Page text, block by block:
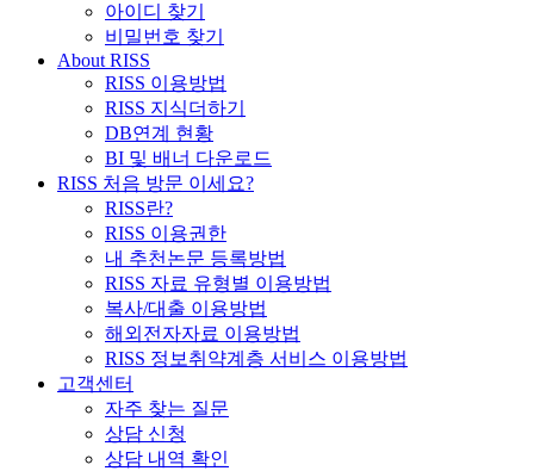
아이디 찾기
비밀번호 찾기
About RISS
RISS 이용방법
RISS 지식더하기
DB연계 현황
BI 및 배너 다운로드
RISS 처음 방문 이세요?
RISS란?
RISS 이용권한
내 추천논문 등록방법
RISS 자료 유형별 이용방법
복사/대출 이용방법
해외전자자료 이용방법
RISS 정보취약계층 서비스 이용방법
고객센터
자주 찾는 질문
상담 신청
상담 내역 확인